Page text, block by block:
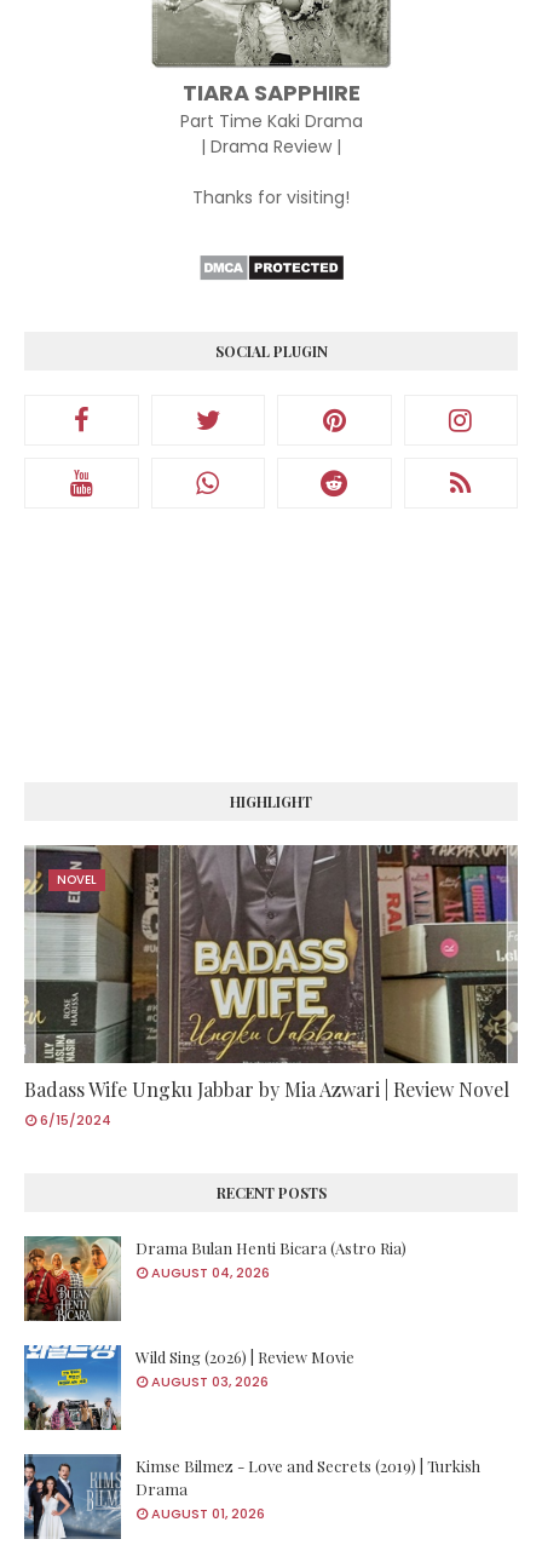
TIARA SAPPHIRE
Part Time Kaki Drama
| Drama Review |
Thanks for visiting!
SOCIAL PLUGIN
HIGHLIGHT
NOVEL
Badass Wife Ungku Jabbar by Mia Azwari | Review Novel
6/15/2024
RECENT POSTS
Drama Bulan Henti Bicara (Astro Ria)
AUGUST 04, 2026
Wild Sing (2026) | Review Movie
AUGUST 03, 2026
Kimse Bilmez - Love and Secrets (2019) | Turkish
Drama
AUGUST 01, 2026